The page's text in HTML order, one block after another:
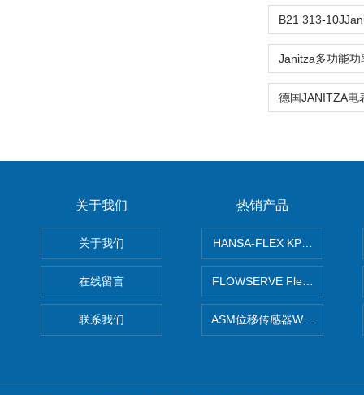
关于我们
关于我们
在线留言
联系我们
热销产品
HANSA-FLEX KP100P紧凑
FLOWSERVE Flex Wedge闸
ASM位移传感器WS10-750